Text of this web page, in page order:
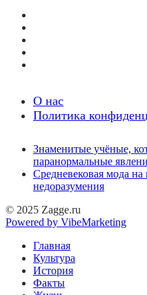
О нас
Политика
Знаменитые учёные,
паранормальные
Средневековая мода
недоразумения
© 2025 Zagge.ru
Powered by VibeMarketing
Главная
Культура
История
Факты